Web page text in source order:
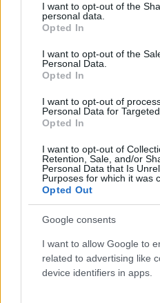
not limited to your visit or
grant or deny consent to
use your data for below
consent section.
I want to opt-out of the
personal data.
Opted In
I want to opt-out of the
Personal Data.
Opted In
I want to opt-out of
Personal Data for
Opted In
I want to opt-out of
Retention, Sale, and/or
Personal Data that Is
Purposes for which it was
Opted Out
Google consents
I want to allow Google to
related to advertising like
device identifiers in apps.
Europol: Έκλεισε η
πορνογραφίας «Kidflix»
Δεκάδες συλλήψεις
Έχουν αναγνωριστεί 1.400
ανηλίκων μέσω της πλατφόρμας
02.04.2025 19:26